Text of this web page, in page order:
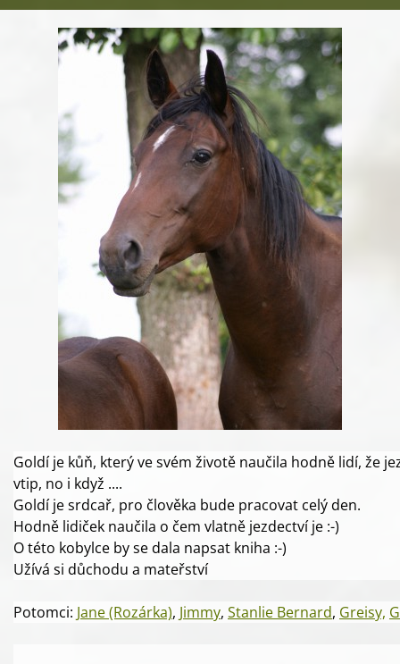
Goldí je kůň, který ve svém životě naučila hodně lidí, že
vtip, no i když ....
Goldí je srdcař, pro člověka bude pracovat celý den.
Hodně lidiček naučila o čem vlatně jezdectví je :-)
O této kobylce by se dala napsat kniha :-)
Užívá si důchodu a mateřství
Potomci: Jane (Rozárka), Jimmy, Stanlie Bernard, Greisy,